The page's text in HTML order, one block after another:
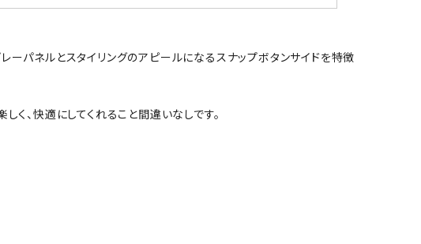
ーパネルとスタイリングのアピールになるスナップボタンサイドを特徴
く、快適にしてくれること間違いなしです。